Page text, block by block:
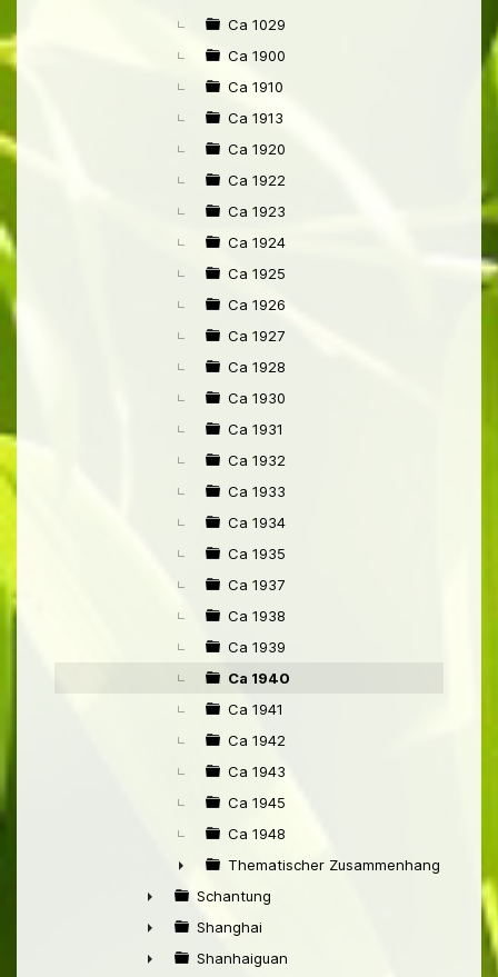
►
Ca 1029
Ca 1900
Ca 1910
Ca 1913
Ca 1920
Ca 1922
Ca 1923
Ca 1924
Ca 1925
Ca 1926
Ca 1927
Ca 1928
Ca 1930
Ca 1931
Ca 1932
Ca 1933
Ca 1934
Ca 1935
Ca 1937
Ca 1938
Ca 1939
Ca 1940
Ca 1941
Ca 1942
Ca 1943
Ca 1945
Ca 1948
►
Thematischer Zusammenhang mit
►
Schantung
►
Shanghai
Shanhaiguan